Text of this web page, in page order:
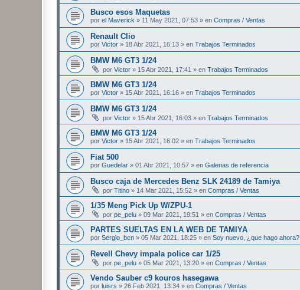
Busco esos Maquetas
por el Maverick » 11 May 2021, 07:53 » en Compras / Ventas
Renault Clio
por Victor » 18 Abr 2021, 16:13 » en Trabajos Terminados
BMW M6 GT3 1/24
por Victor » 15 Abr 2021, 17:41 » en Trabajos Terminados
BMW M6 GT3 1/24
por Victor » 15 Abr 2021, 16:16 » en Trabajos Terminados
BMW M6 GT3 1/24
por Victor » 15 Abr 2021, 16:03 » en Trabajos Terminados
BMW M6 GT3 1/24
por Victor » 15 Abr 2021, 16:02 » en Trabajos Terminados
Fiat 500
por Guedelar » 01 Abr 2021, 10:57 » en Galerias de referencia
Busco caja de Mercedes Benz SLK 24189 de Tamiya
por Titino » 14 Mar 2021, 15:52 » en Compras / Ventas
1/35 Meng Pick Up W/ZPU-1
por pe_pelu » 09 Mar 2021, 19:51 » en Compras / Ventas
PARTES SUELTAS EN LA WEB DE TAMIYA
por Sergio_bcn » 05 Mar 2021, 18:25 » en Soy nuevo, ¿que hago ahora?
Revell Chevy impala police car 1/25
por pe_pelu » 05 Mar 2021, 13:20 » en Compras / Ventas
Vendo Sauber c9 kouros hasegawa
por luisrs » 26 Feb 2021, 13:34 » en Compras / Ventas